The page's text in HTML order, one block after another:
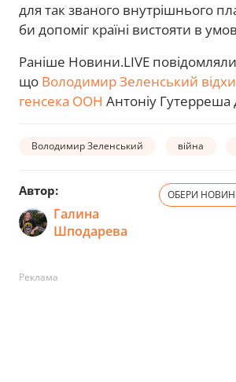
для так званого внутрішнього
би допоміг країні вистояти в
Раніше Новини.LIVE
що Володимир Зеленський
генсека ООН Антоніу Гутерреша
Володимир Зеленський війна
Автор:
Галина
Шподарева
ОБЕРИ
Реклама